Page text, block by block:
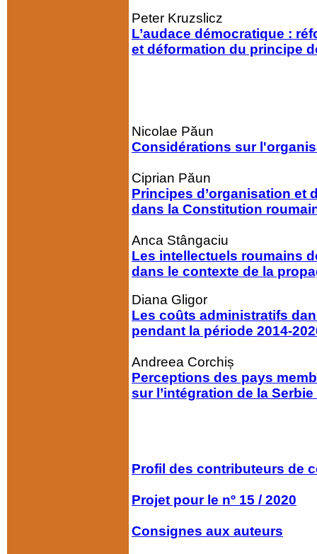
Peter Kruzslicz
L’audace démocratique :
et déformation du principe
Nicolae Păun
Considérations sur
Ciprian Păun
Principes d’organisation et
dans la Constitution
Anca Stângaciu
Les intellectuels roumains
dans le contexte de la
Diana Gligor
Les coûts administratifs
pendant la période 2014-
Andreea Corchiș
Perceptions des pays
sur l’intégration de la
Profil des contributeurs de
Projet pour le nº 15 / 2020
Consignes aux auteurs